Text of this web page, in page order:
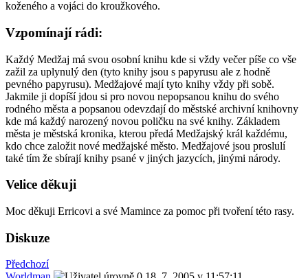
koženého a vojáci do kroužkového.
Vzpomínají rádi:
Každý Medžaj má svou osobní knihu kde si vždy večer píše co vše
zažil za uplynulý den (tyto knihy jsou s papyrusu ale z hodně
pevného papyrusu). Medžajové mají tyto knihy vždy při sobě.
Jakmile ji dopíší jdou si pro novou nepopsanou knihu do svého
rodného města a popsanou odevzdají do městské archivní knihovny
kde má každý narozený novou poličku na své knihy. Základem
města je městská kronika, kterou předá Medžajský král každému,
kdo chce založit nové medžajské město. Medžajové jsou proslulí
také tím že sbírají knihy psané v jiných jazycích, jinými národy.
Velice děkuji
Moc děkuji Erricovi a své Mamince za pomoc při tvoření této rasy.
Diskuze
Předchozí